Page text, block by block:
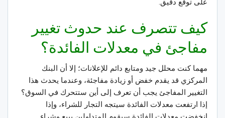
على توقع دقيق.
كيف تتصرف عند حدوث تغيير
مفاجئ في معدلات الفائدة؟
مهما كنت محلل جيد ومتابع دائم للإعلانات؛ إلا أن البنك
المركزي قد يقدم خفض أو زيادة مفاجئة، وعندما يحدث هذا
التغيير المفاجئ يجب أن تعرف إلى أين ستتحرك في السوق؟
إذا ارتفعت معدلات الفائدة سيتجه التجار للشراء، وإذا